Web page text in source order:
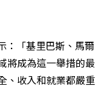
：「基里巴斯、馬爾
將成為這一舉措的最
、收入和就業都嚴重